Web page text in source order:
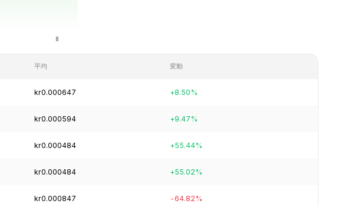
平均 変動
kr0.000647 +8.50%
kr0.000594 +9.47%
kr0.000484 +55.44%
kr0.000484 +55.02%
kr0.000847 -64.82%